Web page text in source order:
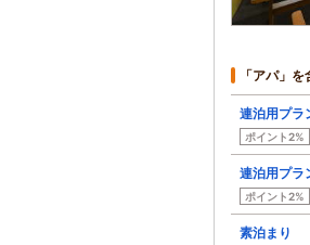
「アパ」
連泊用プラ
ポイント2%
連泊用プラ
ポイント2%
素泊まり